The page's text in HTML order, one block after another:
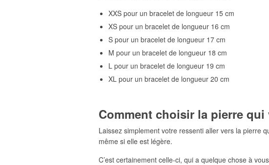
XXS pour un bracelet de longueur 15 cm
XS pour un bracelet de longueur 16 cm
S pour un bracelet de longueur 17 cm
M pour un bracelet de longueur 18 cm
L pour un bracelet de longueur 19 cm
XL pour un bracelet de longueur 20 cm
Comment choisir la pierre
Laissez simplement votre ressenti aller vers la pierre
même si elle est légère.
C’est certainement celle-ci, qui a quelque chose à